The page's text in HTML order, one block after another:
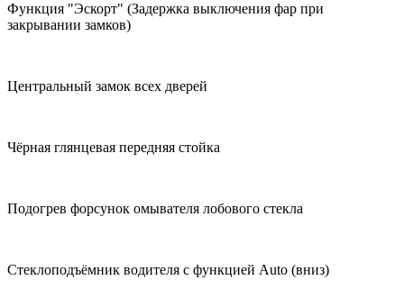
Функция "Эскорт" (Задержка выключения фар при
закрывании замков)
Центральный замок всех дверей
Чёрная глянцевая передняя стойка
Подогрев форсунок омывателя лобового стекла
Cтеклоподъёмник водителя с функцией Auto (вниз)